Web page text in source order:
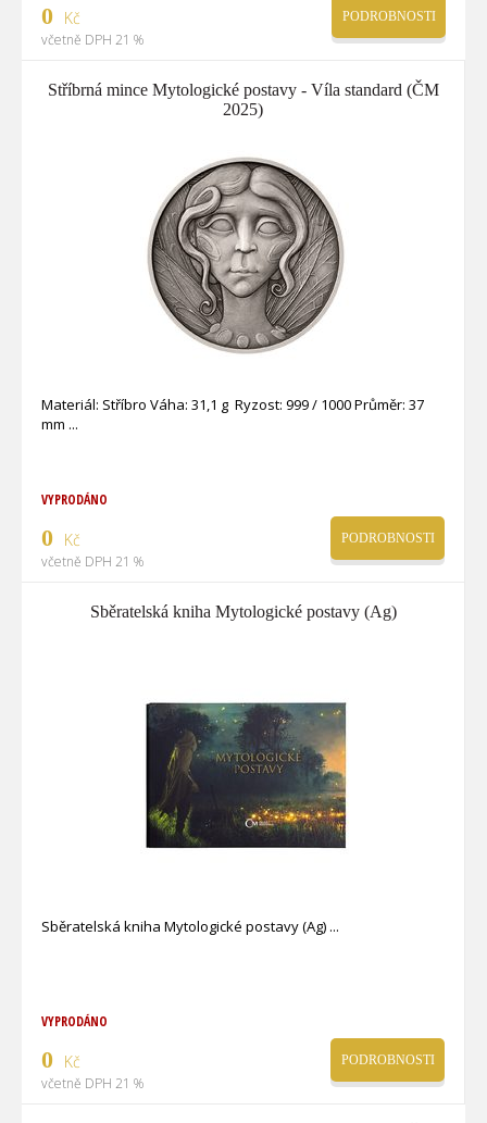
0 Kč
včetně DPH 21 %
PODROBNOSTI
Stříbrná mince Mytologické postavy - Víla standard (ČM
2025)
Materiál: Stříbro Váha: 31,1 g Ryzost: 999 / 1000 Průměr: 37
mm
VYPRODÁNO
0 Kč
včetně DPH 21 %
PODROBNOSTI
Sběratelská kniha Mytologické postavy (Ag)
Sběratelská kniha Mytologické postavy (Ag)
VYPRODÁNO
0 Kč
včetně DPH 21 %
PODROBNOSTI